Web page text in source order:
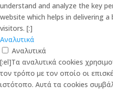
understand and analyze the key
website which helps in delivering
visitors. [:]
Αναλυτικά
Αναλυτικά
[:el]Τα αναλυτικά cookies
τον τρόπο με τον οποίο οι
ιστότοπο. Αυτά τα cookies